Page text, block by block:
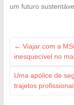
um futuro
← Viajar com a
inesquecível no
Uma apólice de
trajetos